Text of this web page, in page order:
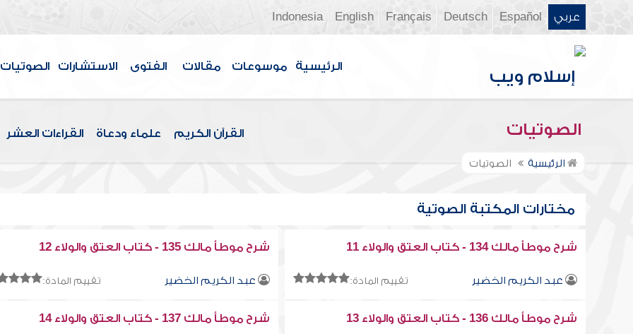
عربي Español
Deutsch
Français
English
Indonesia
الرئيسية موسوعات مقالات الفتوى الاستشارات الصوتيات
الصوتيات القرآن الكريم علماء ودعاة القراءات العشر
الرئيسية الصوتيات
مختارات المكتبة الصوتية
شرح موطأ مالك 134 - كتاب العتق والولاء 11
عبد الكريم الخضير تقييم المادة:
شرح موطأ مالك 135 - كتاب العتق والولاء 12
عبد الكريم الخضير تقييم المادة:
شرح موطأ مالك 136 - كتاب العتق والولاء 13 شرح موطأ مالك 137 - كتاب العتق والولاء 14